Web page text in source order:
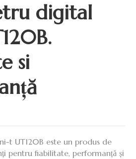
digital
si
t UT120B este un produs de
pentru fiabilitate, performanță și